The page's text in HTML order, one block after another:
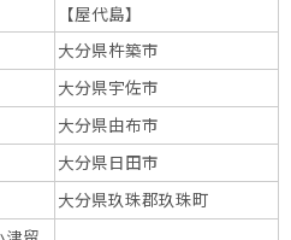
【屋代島】
大分県杵築市
大分県宇佐市
大分県由布市
大分県日田市
大分県玖珠郡玖珠町